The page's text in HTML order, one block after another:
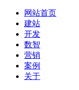
网站首页
建站
开发
数智
营销
案例
关于